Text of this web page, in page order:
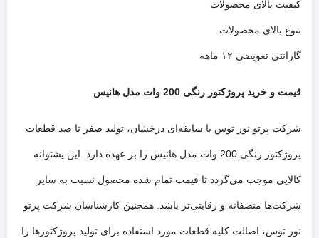
کیفیت بالای محصولات
تنوع بالای محصولات
گارانتی تعویضی ۱۲ ماهه
قیمت و خرید پروژکتور رنگی 200 وات مدل هانیس
شرکت پرتو نور توس با سابقه‌ای درخشان، تولید صفر تا صد قطعات
پروژکتور رنگی 200 وات مدل هانیس را بر عهده دارد. این پشتوانه
کالایی موجب می‌گردد تا قیمت تمام شده محصول نسبت به سایر
شرکت‌ها منصفانه و رقابتی‌تر باشد. همچنین کارشناسان شرکت پرتو
نور توس، اصالت کلیه قطعات مورد استفاده برای تولید پروژکتورها را